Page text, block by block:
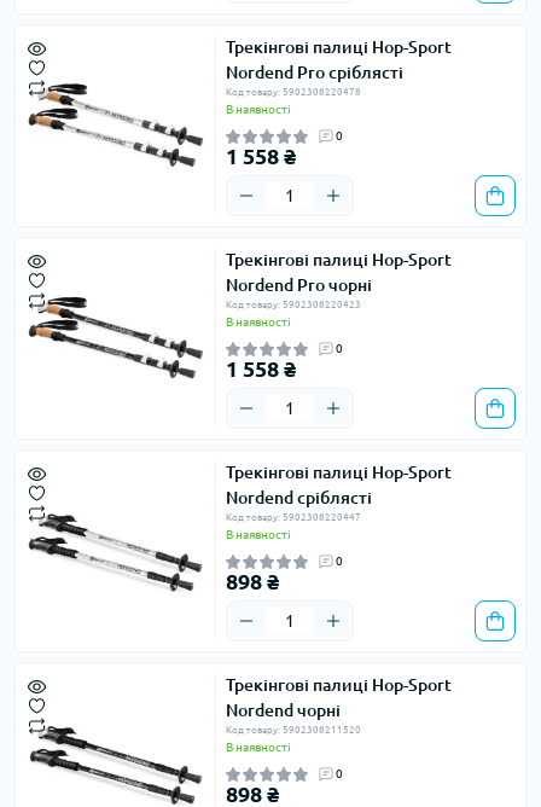
Трекінгові палиці Hop-Sport
Nordend Pro сріблясті
Код товару: 5902308220478
В наявності
0
1 558 ₴
Трекінгові палиці Hop-Sport
Nordend Pro чорні
Код товару: 5902308220423
В наявності
0
1 558 ₴
Трекінгові палиці Hop-Sport
Nordend сріблясті
Код товару: 5902308220447
В наявності
0
898 ₴
Трекінгові палиці Hop-Sport
Nordend чорні
Код товару: 5902308211520
В наявності
0
898 ₴